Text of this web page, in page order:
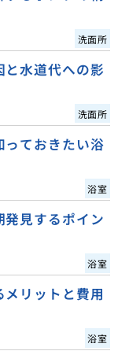
洗面所
水道代への影
洗面所
っておきたい浴
浴室
発見するポイン
浴室
リットと費用
浴室